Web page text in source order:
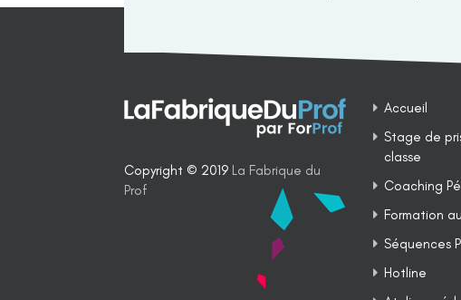
Copyright © 2019 La Fabrique du
Prof
Accueil
Stage de
classe
Coaching
Formation
Séquences
Hotline